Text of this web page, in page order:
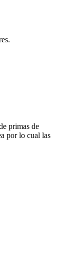
primas de
por lo cual las